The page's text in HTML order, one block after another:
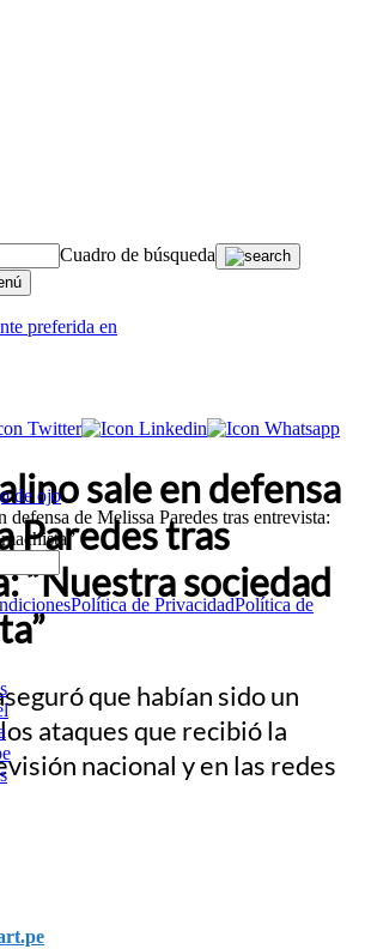
Cuadro de búsqueda
defensa de Melissa Paredes tras entrevista:
Política de PrivacidadPolítica de
preferida en
sale en defensa
Paredes tras
“Nuestra sociedad
que habían sido un
ataques que recibió la
nacional y en las redes